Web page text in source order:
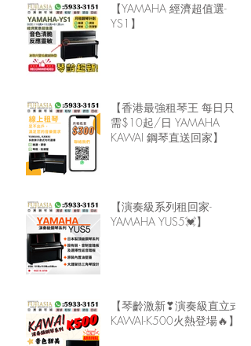
【YAMAHA 經濟超值選-
YS1】
【香港最強租琴王 每日只
需$10起/日 YAMAHA
KAWAI 鋼琴直送回家】
【演奏級系列租回家-
YAMAHA YUS5💓】
【琴齡激新❣演奏級直立式
KAWAI-K500火熱登場🔥】